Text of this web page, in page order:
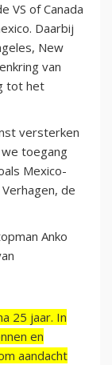
VS of Canada
Daarbij
New
van
tot het
versterken
toegang
Mexico-
de
Anko
25 jaar. In
en
aandacht